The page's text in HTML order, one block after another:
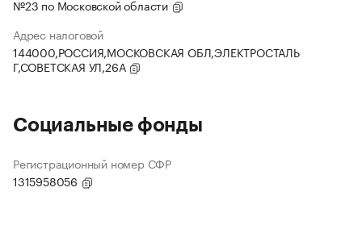
№23 по Московской области
Адрес налоговой
144000,РОССИЯ,МОСКОВСКАЯ ОБЛ,ЭЛЕКТРОСТАЛЬ
Г,СОВЕТСКАЯ УЛ,26А
Социальные фонды
Регистрационный номер СФР
1315958056